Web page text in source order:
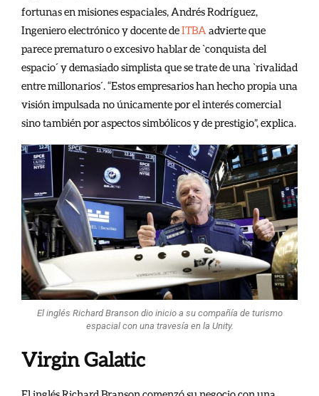
fortunas en misiones espaciales, Andrés Rodríguez,
Ingeniero electrónico y docente deITBA advierte que
parece prematuro o excesivo hablar de `conquista del
espacio´ y demasiado simplista que se trate de una `rivalidad
entre millonarios´. “Estos empresarios han hecho propia una
visión impulsada no únicamente por el interés comercial
sino también por aspectos simbólicos y de prestigio”, explica.
El inglés Richard Branson dio inicio a su compañía de turismo
espacial con una travesía en la Unity.
Virgin Galatic